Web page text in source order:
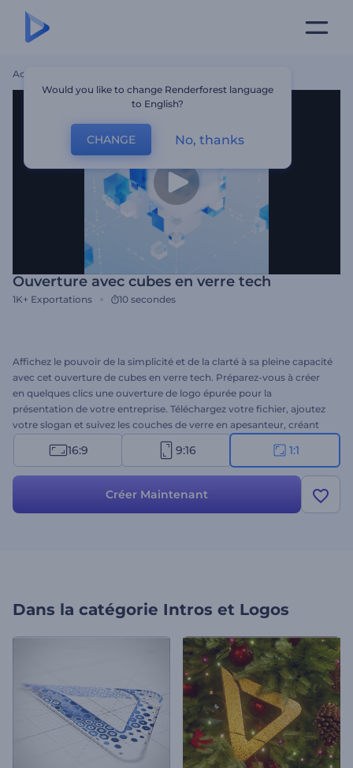
Accueil
Ouverture avec cubes en verre tech
1K+ Exportations 10 secondes
Affichez le pouvoir de la simplicité et de la clarté à sa pleine capacité
avec cet ouverture de cubes en verre tech. Préparez-vous à créer
en quelques clics une ouverture de logo épurée pour la
présentation de votre entreprise. Téléchargez votre fichier, ajoutez
votre slogan et suivez les couches de verre en apesanteur, créant
un cube proportionné pour révéler votre logo. Parfait pour les
ouvertures de présentation, les promotions d'entreprises
16:9 9:16 1:1
Créer Maintenant
Dans la catégorie Intros et Logos
Would you like to change Renderforest language
to English?
CHANGE No, thanks